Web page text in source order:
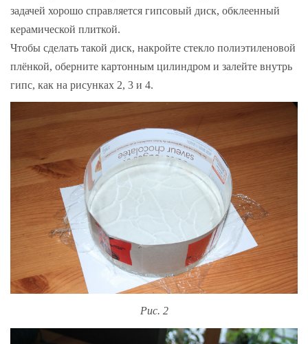
задачей хорошо справляется гипсовый диск, обклеенный
керамической плиткой.
Чтобы сделать такой диск, накройте стекло полиэтиленовой
плёнкой, оберните картонным цилиндром и залейте внутрь
гипс, как на рисунках 2, 3 и 4.
Рис. 2